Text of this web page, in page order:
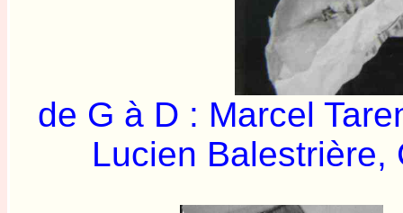
de G à D : Marcel
Lucien Balestrière,